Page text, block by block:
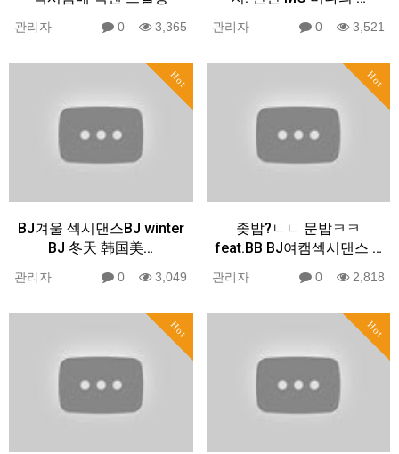
관리자 0 3,365 관리자 0 3,521
Hot
BJ겨울 섹시댄스BJ winter
BJ 冬天 韩国美…
관리자 0 3,049
Hot
좆밥?ㄴㄴ 문밥ㅋㅋ
feat.BB BJ여캠섹시댄스 …
관리자 0 2,818
Hot Hot